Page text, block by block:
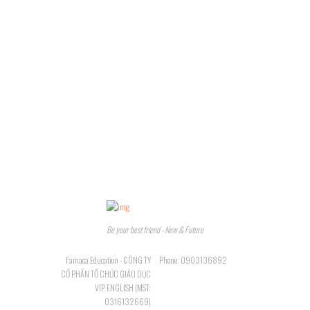
Be your best friend - Now & Future
Phone: 0903136892
Famaca Education - CÔNG TY
CỔ PHẦN TỔ CHỨC GIÁO DỤC
VIP ENGLISH (MST:
0316132669)